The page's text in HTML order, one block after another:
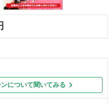
ンについて聞いてみる